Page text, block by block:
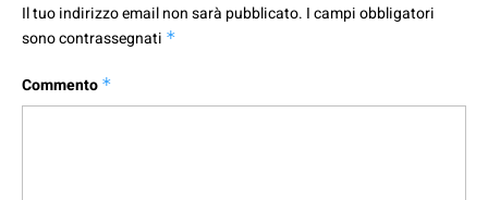
Il tuo indirizzo email non sarà pubblicato. I campi obbligatori
sono contrassegnati *
Commento *